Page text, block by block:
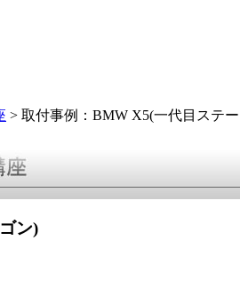
> 取付事例：BMW X5(一代目ステ
ン)